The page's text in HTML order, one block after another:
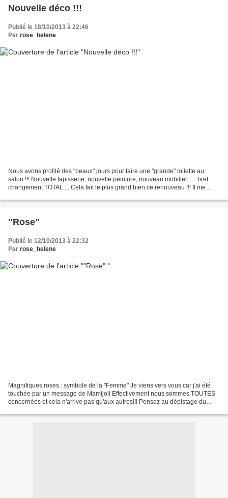
Nouvelle déco !!!
Publié le 18/10/2013 à 22:46
Par rose_helene
Nous avons profité des "beaux" jours pour faire une "grande" toilette au
salon !!! Nouvelle tapisserie, nouvelle peinture, nouveau mobilier...... bref
changement TOTAL ... Cela fait le plus grand bien ce renouveau !!! Il me
"Rose"
Publié le 12/10/2013 à 22:32
Par rose_helene
Magnifiques roses : symbole de la "Femme" Je viens vers vous car j'ai été
touchée par un message de Mamijoli Effectivement nous sommes TOUTES
concernées et cela n'arrive pas qu'aux autres!!! Pensez au dépistage du